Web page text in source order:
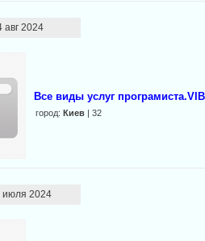
авг 2024
Все виды услуг
город:Киев | 32
июля 2024